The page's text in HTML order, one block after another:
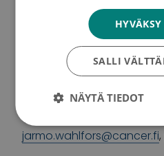
mahdollistavat
Syöpä voidaan voittaa
Lisätietoja:
Tutkimusjohtaja Jarmo
jarmo.wahlfors@cancer.fi
SALLI
NÄYTÄ TIEDOT